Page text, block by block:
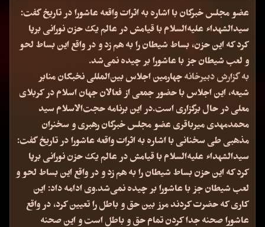
عضو مجلس خبرگان با اشاره به اثرات واقعه عاشورا در تاریخ گفت:
سیدالشهداء علیه‌السلام با قیامش در عالم یک حزن نورانی برپا
کرد که این حزن، بساط شیطان را به هم زد و در واقع این بساط لحو
و لعب شیطان جز با عاشورا بر چیده نمی‌شد.
به گزارش دبیرخانهچهارمین اجلاس بین‌المللی نخبگان منابر
شیعه، این اجلاس با حضور جمعی از فعالان جهان اسلام در کربلای
معلی در حال برگزاری است.در این برنامه حجت‌الاسلام سید
محمدمهدی میرباقری عضو مجلس خبرگان رهبری و سخنران
مذهبی طی سخنانی با اشاره به اثرات واقعه عاشورا در تاریخ گفت:
سیدالشهداء علیه‌السلام با قیامش در عالم یک حزن نورانی برپا
کرد که این حزن بساط شیطان را به هم زد و در واقع این بساط لحو و
لعب شیطان جز با عاشورا بر چیده نمی‌شد.وی ادامه داد: این
کاری که حضرت کردند مرز بین حق و باطل را تعیین کرد، در واقع
عاشورا صحنه جدا کردن تمام حق و باطل است و این صحنه